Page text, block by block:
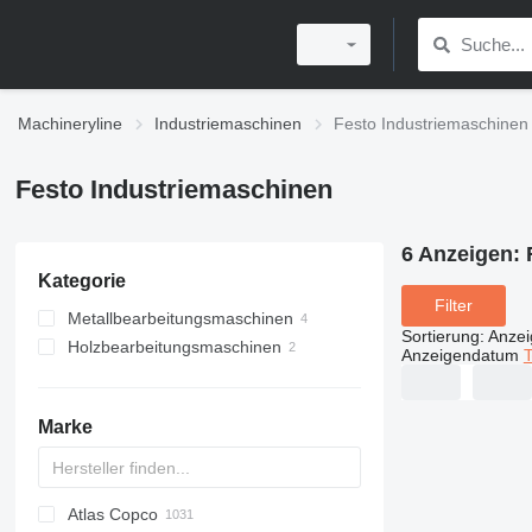
Machineryline Industriemaschinen Festo Industriemaschinen
Festo Industriemaschinen
Kategorie
Metallbearbeitungsmaschinen
Abwickelhaspeln
Holzbearbeitungsmaschinen
Marke
PDS
APD
AB
Ensis
VZ
AG3
Atlas Copco
6 Anzeigen:
Filter
Sortierung:
Anzeigendatum